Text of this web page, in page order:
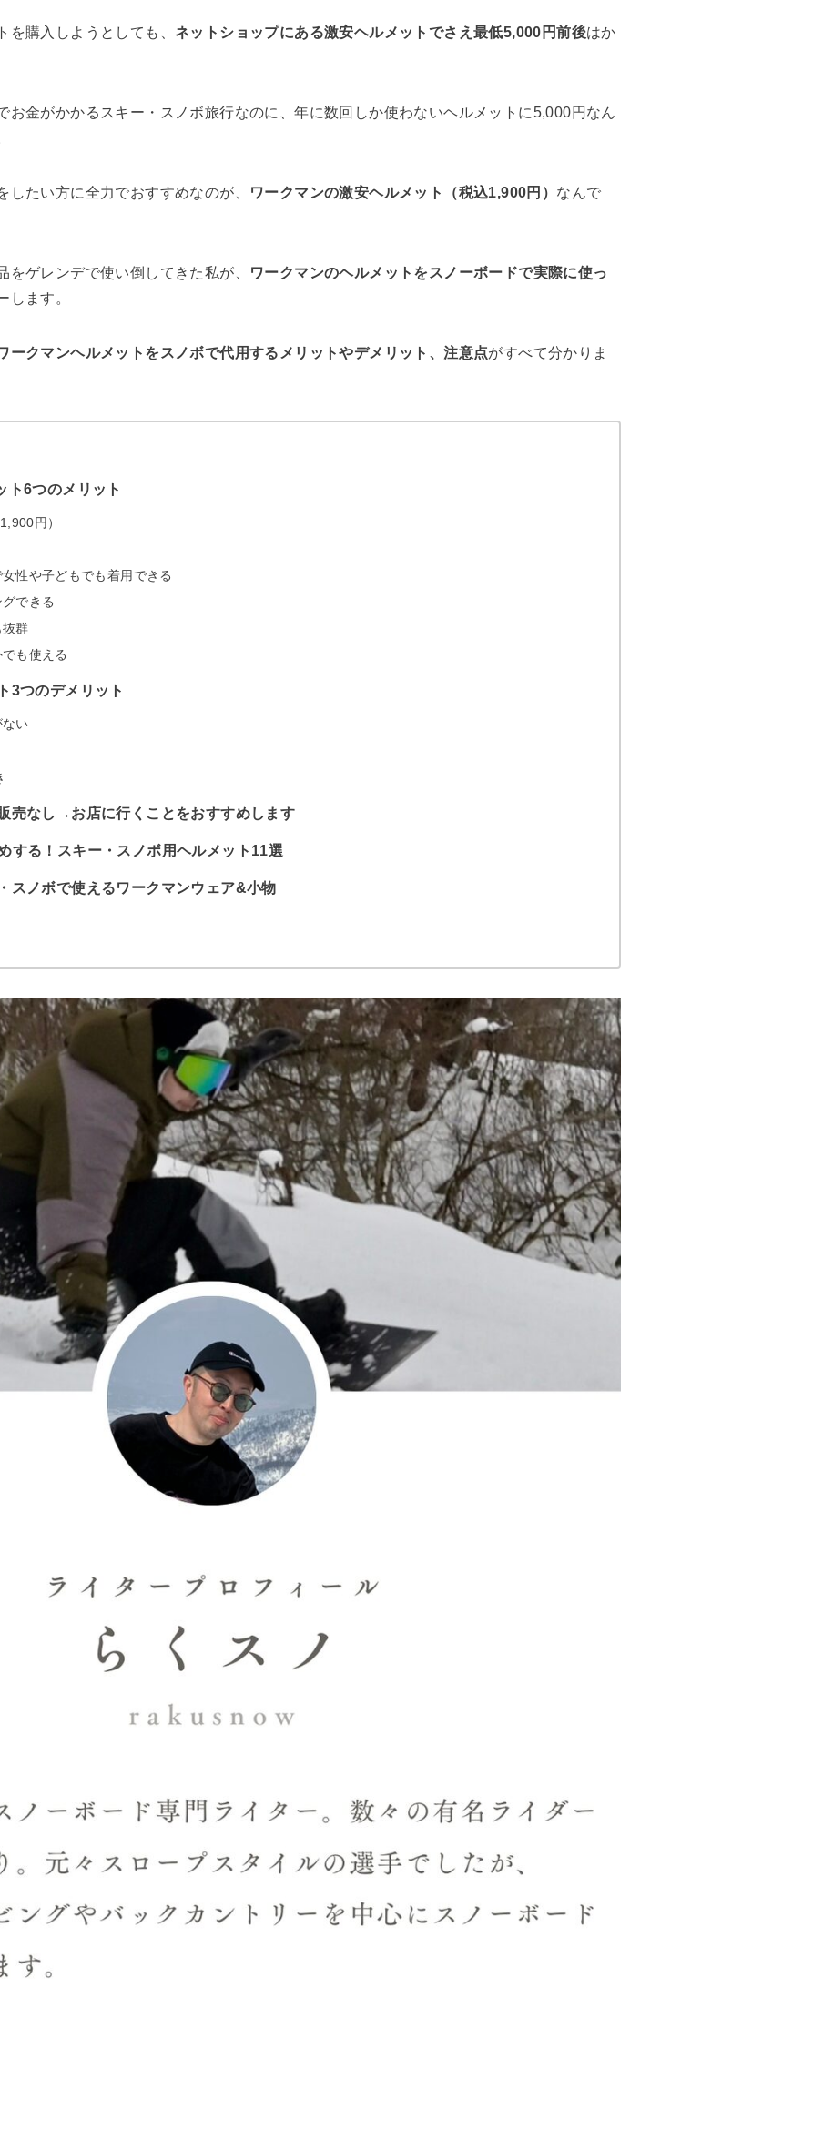
を購入しようとしても、 ネットショップにある激安ヘルメットでさえ最低5,000円前後はか
お金がかかるスキー・スノボ旅行なのに、年に数回しか使わないヘルメットに5,000円なん
したい方に全力でおすすめなのが、 ワークマンの激安ヘルメット（税込1,900円） なんで
ゲレンデで使い倒してきた私が、
ワークマンのヘルメットをスノーボードで実際に使っ
します。
ークマンヘルメットをスノボで代用するメリットやデメリット、注意点がすべて分かりま
ト6つのメリット
円）
性や子どもでも着用できる
できる
群
も使える
3つのデメリット
い
売なし→お店に行くことをおすすめします
する！スキー・スノボ用ヘルメット11選
スノボで使えるワークマンウェア&小物